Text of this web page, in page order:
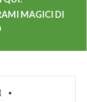
MAGICI DI